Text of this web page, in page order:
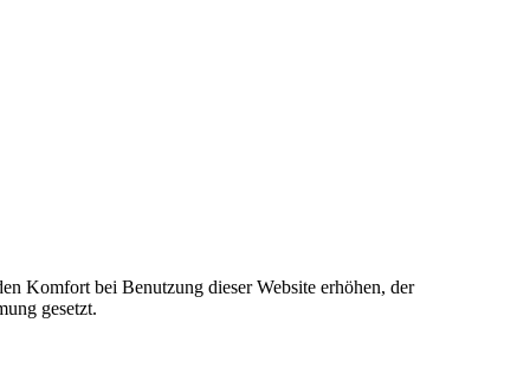
Komfort bei Benutzung dieser Website erhöhen, der
gesetzt.